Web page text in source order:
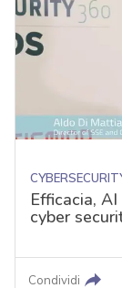
Efficacia,
cyber
Condividi